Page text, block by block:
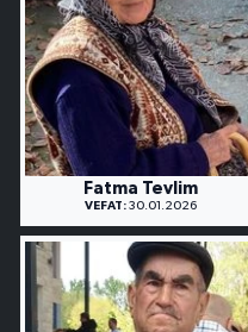
Fatma Tevlim
VEFAT: 30.01.2026